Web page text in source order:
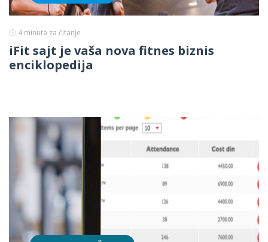
4 minuta za čitanje
iFit sajt je vaša nova fitnes biznis
enciklopedija